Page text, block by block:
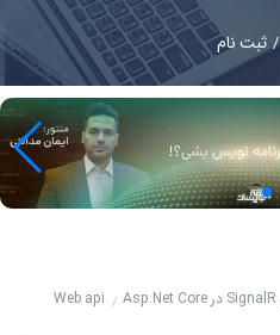
ثبت نام
Web api